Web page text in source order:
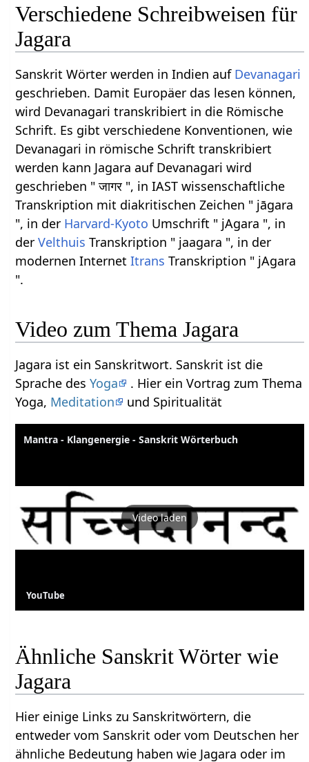
Verschiedene Schreibweisen für
Jagara
Sanskrit Wörter werden in Indien auf Devanagari
geschrieben. Damit Europäer das lesen können,
wird Devanagari transkribiert in die Römische
Schrift. Es gibt verschiedene Konventionen, wie
Devanagari in römische Schrift transkribiert
werden kann Jagara auf Devanagari wird
geschrieben " जागर ", in IAST wissenschaftliche
Transkription mit diakritischen Zeichen " jāgara
", in der Harvard-Kyoto Umschrift " jAgara ", in
derVelthuis Transkription " jaagara ", in der
modernen InternetItrans Transkription " jAgara
".
Video zum Thema Jagara
Jagara ist ein Sanskritwort. Sanskrit ist die
Sprache desYoga
. Hier ein Vortrag zum Thema
Yoga, Meditation und Spiritualität
Mantra - Klangenergie - Sanskrit Wörterbuch
Video laden
YouTube
Ähnliche Sanskrit Wörter wie
Jagara
Hier einige Links zu Sanskritwörtern, die
entweder vom Sanskrit oder vom Deutschen her
ähnliche Bedeutung haben wie Jagara oder im